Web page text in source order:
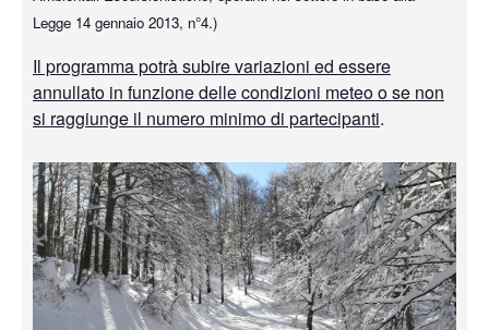
Legge 14 gennaio 2013, n°4.)
Il programma potrà subire variazioni ed essere
annullato in funzione delle condizioni meteo o se non
si raggiunge il numero minimo di partecipanti.